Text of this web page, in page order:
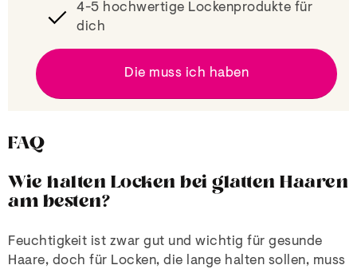
4-5 hochwertige Lockenprodukte für
dich
Die muss ich haben
FAQ
Wie halten Locken bei glatten Haaren
am besten?
Feuchtigkeit ist zwar gut und wichtig für gesunde
Haare, doch für Locken, die lange halten sollen, muss